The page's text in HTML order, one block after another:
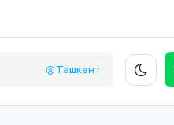
Ташкент